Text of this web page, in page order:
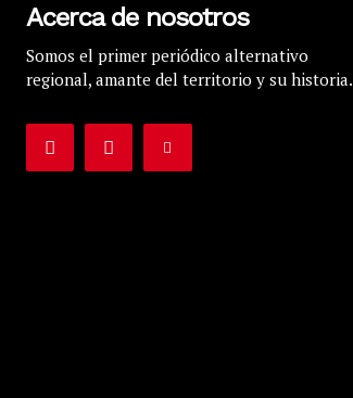
Acerca de nosotros
Somos el primer periódico alternativo
regional, amante del territorio y su historia.